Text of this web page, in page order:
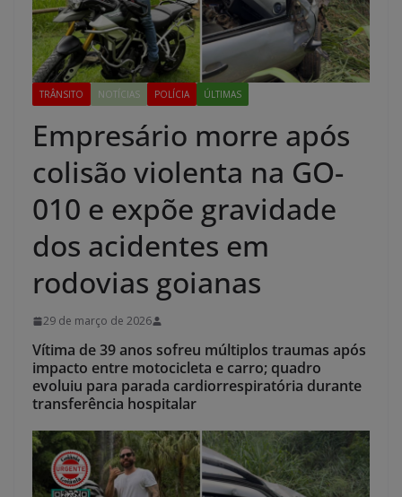
TRÂNSITO NOTÍCIAS POLÍCIA ÚLTIMAS
Empresário morre após
colisão violenta na GO-
010 e expõe gravidade
dos acidentes em
rodovias goianas
29 de março de 2026
Vítima de 39 anos sofreu múltiplos traumas após
impacto entre motocicleta e carro; quadro
evoluiu para parada cardiorrespiratória durante
transferência hospitalar